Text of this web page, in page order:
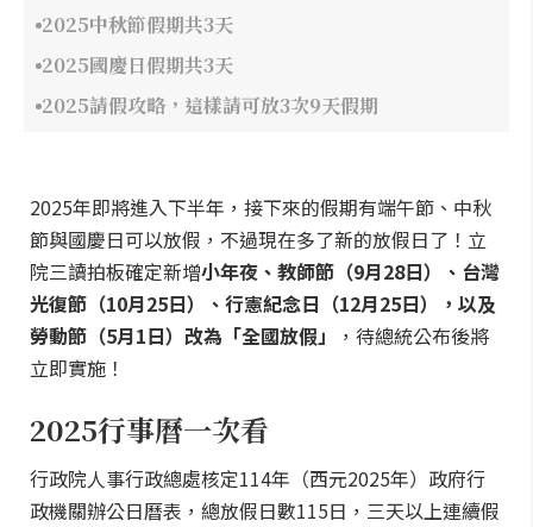
2025中秋節假期共3天
2025國慶日假期共3天
2025請假攻略，這樣請可放3次9天假期
2025年即將進入下半年，接下來的假期有端午節、中秋
節與國慶日可以放假，不過現在多了新的放假日了！立
院三讀拍板確定新增小年夜、教師節（9月28日）、台灣
光復節（10月25日）、行憲紀念日（12月25日），以及
勞動節（5月1日）改為「全國放假」
，待總統公布後將
立即實施！
2025行事曆一次看
行政院人事行政總處核定114年（西元2025年）政府行
政機關辦公日曆表，總放假日數115日，三天以上連續假